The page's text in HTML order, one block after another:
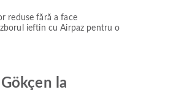
reduse fără a face
ieftin cu Airpaz pentru o
la